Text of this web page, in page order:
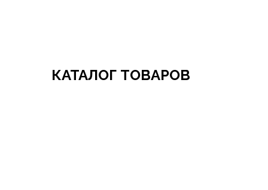
КАТАЛОГ ТОВАРОВ